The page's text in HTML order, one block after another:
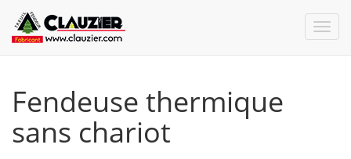
Fendeuse thermique
sans chariot